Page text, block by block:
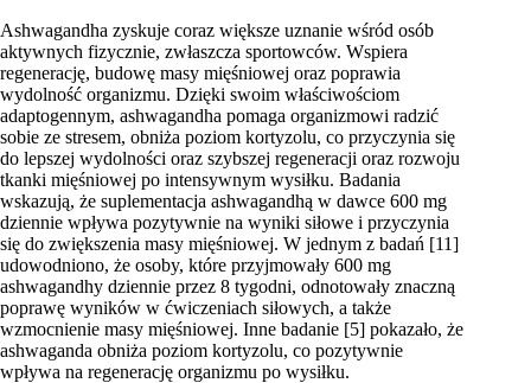
Ashwagandha zyskuje coraz większe uznanie wśród osób
aktywnych fizycznie, zwłaszcza sportowców. Wspiera
regenerację, budowę masy mięśniowej oraz poprawia
wydolność organizmu. Dzięki swoim właściwościom
adaptogennym, ashwagandha pomaga organizmowi radzić
sobie ze stresem, obniża poziom kortyzolu, co przyczynia się
do lepszej wydolności oraz szybszej regeneracji oraz rozwoju
tkanki mięśniowej po intensywnym wysiłku. Badania
wskazują, że suplementacja ashwagandhą w dawce 600 mg
dziennie wpływa pozytywnie na wyniki siłowe i przyczynia
się do zwiększenia masy mięśniowej. W jednym z badań [11]
udowodniono, że osoby, które przyjmowały 600 mg
ashwagandhy dziennie przez 8 tygodni, odnotowały znaczną
poprawę wyników w ćwiczeniach siłowych, a także
wzmocnienie masy mięśniowej. Inne badanie [5] pokazało, że
ashwaganda obniża poziom kortyzolu, co pozytywnie
wpływa na regenerację organizmu po wysiłku.